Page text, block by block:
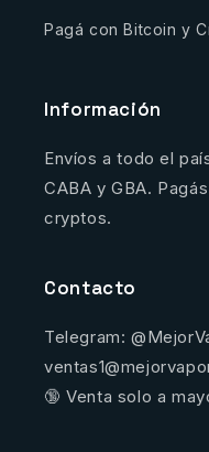
Pagá con Bitcoin y
Información
Envíos a todo el
CABA y GBA.
cryptos.
Contacto
Telegram:
🔞 Venta solo a